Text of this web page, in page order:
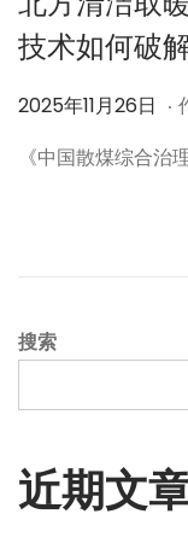
技术如何破
作
2025年11月26日 2
2
6
.
《中国散煤综合治
搜索
近期文